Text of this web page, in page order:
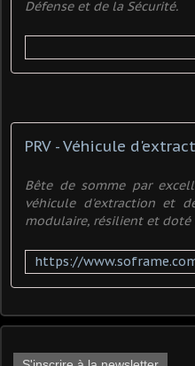
Défense et de la Sécurité.
PRV - Véhicule
Bête de somme par
véhicule d'extraction et
modulaire, résilient et doté